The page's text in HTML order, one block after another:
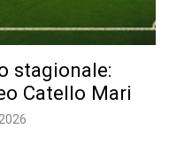
stagionale:
Catello Mari